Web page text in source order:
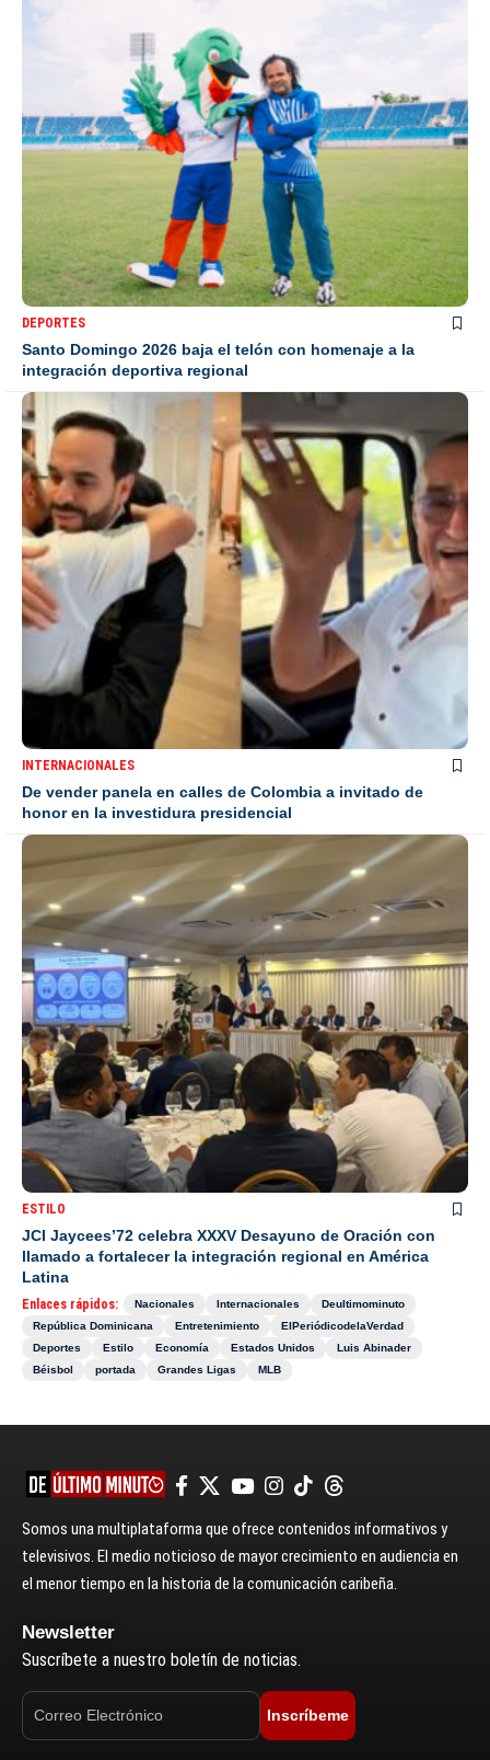
DEPORTES
Santo Domingo 2026 baja el telón con homenaje a la
integración deportiva regional
INTERNACIONALES
De vender panela en calles de Colombia a invitado de
honor en la investidura presidencial
ESTILO
JCI Jaycees’72 celebra XXXV Desayuno de Oración con
llamado a fortalecer la integración regional en América
Latina
Enlaces rápidos: Nacionales Internacionales
Deultimominuto
República Dominicana
Entretenimiento
ElPeriódicodelaVerdad
Deportes
Estilo Economía Estados Unidos
Luis Abinader
Béisbol
portada Grandes Ligas MLB
Somos una multiplataforma que ofrece contenidos informativos y
televisivos. El medio noticioso de mayor crecimiento en audiencia en
el menor tiempo en la historia de la comunicación caribeña.
Newsletter
Suscríbete a nuestro boletín de noticias.
Inscríbeme